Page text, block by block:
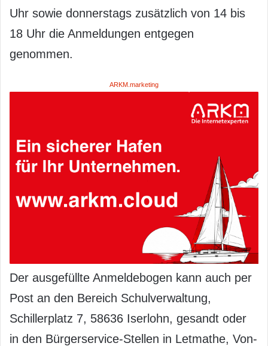
Uhr sowie donnerstags zusätzlich von 14 bis
18 Uhr die Anmeldungen entgegen
genommen.
ARKM.marketing
Der ausgefüllte Anmeldebogen kann auch per
Post an den Bereich Schulverwaltung,
Schillerplatz 7, 58636 Iserlohn, gesandt oder
in den Bürgerservice-Stellen in Letmathe, Von-